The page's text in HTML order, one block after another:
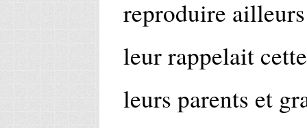
reproduire
leur rappelait
leurs parents et